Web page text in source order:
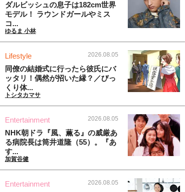
ダルビッシュの息子は182cm世界
モデル！ ラウンドガールやミス
コ...
ゆるま 小林
Lifestyle 2026.08.05
同僚の結婚式に行ったら彼氏にバ
ッタリ！偶然が招いた縁？／びっ
くり体...
トシタカマサ
Entertainment 2026.08.05
NHK朝ドラ『風、薫る』の威厳あ
る病院長は筒井道隆（55）。『あ
す...
加賀谷健
Entertainment 2026.08.05